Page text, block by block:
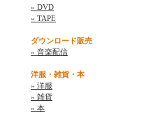
» DVD
» TAPE
ダウンロード販売
» 音楽配信
洋服・雑貨・本
» 洋服
» 雑貨
» 本